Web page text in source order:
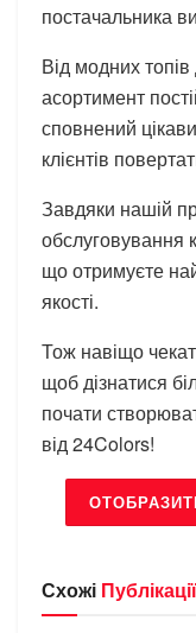
постачальника
Від модних
асортимент
сповнений
клієнтів
Завдяки нашій
обслуговування
що отримуєте
якості.
Тож навіщо
щоб дізнатися
почати
від 24Colors!
Схожі Публікації
БРЕНДИ